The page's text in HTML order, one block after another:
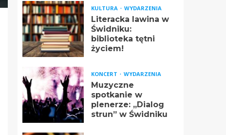
KULTURA WYDARZENIA
Literacka lawina w
Świdniku:
biblioteka tętni
życiem!
KONCERT WYDARZENIA
Muzyczne
spotkanie w
plenerze: „Dialog
strun” w Świdniku